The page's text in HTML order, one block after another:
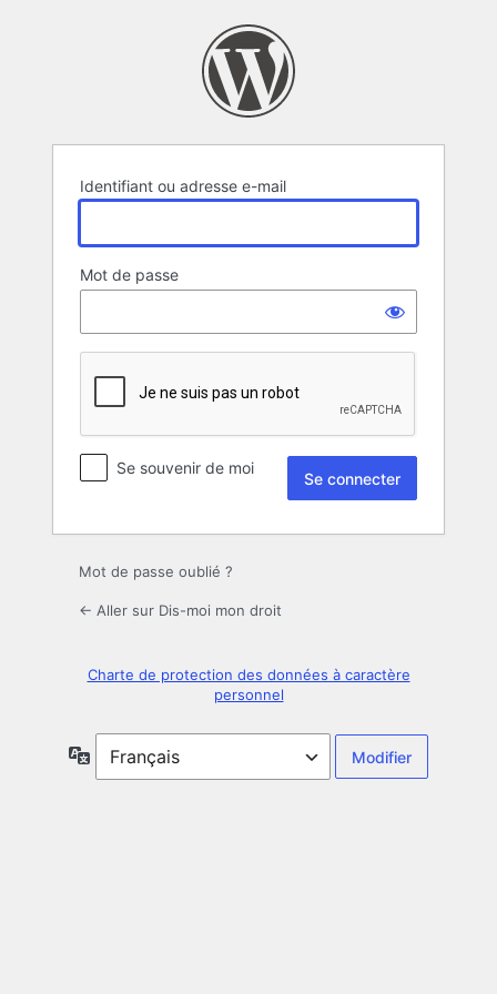
Identifiant ou adresse e-mail
Mot de passe
Se souvenir de moi
Mot de passe oublié ?
← Aller sur Dis-moi mon droit
Charte de protection des données à caractère
personnel
Langue